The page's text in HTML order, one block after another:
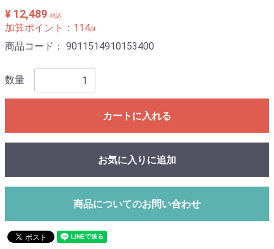
¥ 12,489 税込
加算ポイント： 114pt
商品コード： 9011514910153400
数量
カートに入れる
お気に入りに追加
商品についてのお問い合わせ